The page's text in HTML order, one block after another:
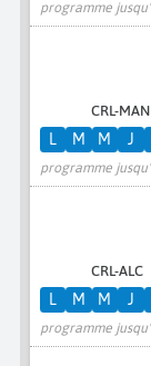
programme jusqu'
CRL-MAN
programme jusqu'
L M M J
CRL-ALC
programme jusqu'
L M M J